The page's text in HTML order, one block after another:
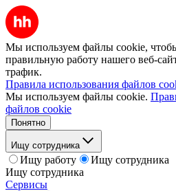
Мы используем файлы cookie,
правильную работу нашего веб-
трафик.
Правила использования файлов
Мы используем файлы cookie.
файлов cookie
Понятно
Ищу сотрудника
Ищу работу
Ищу сотрудника
Ищу сотрудника
Сервисы